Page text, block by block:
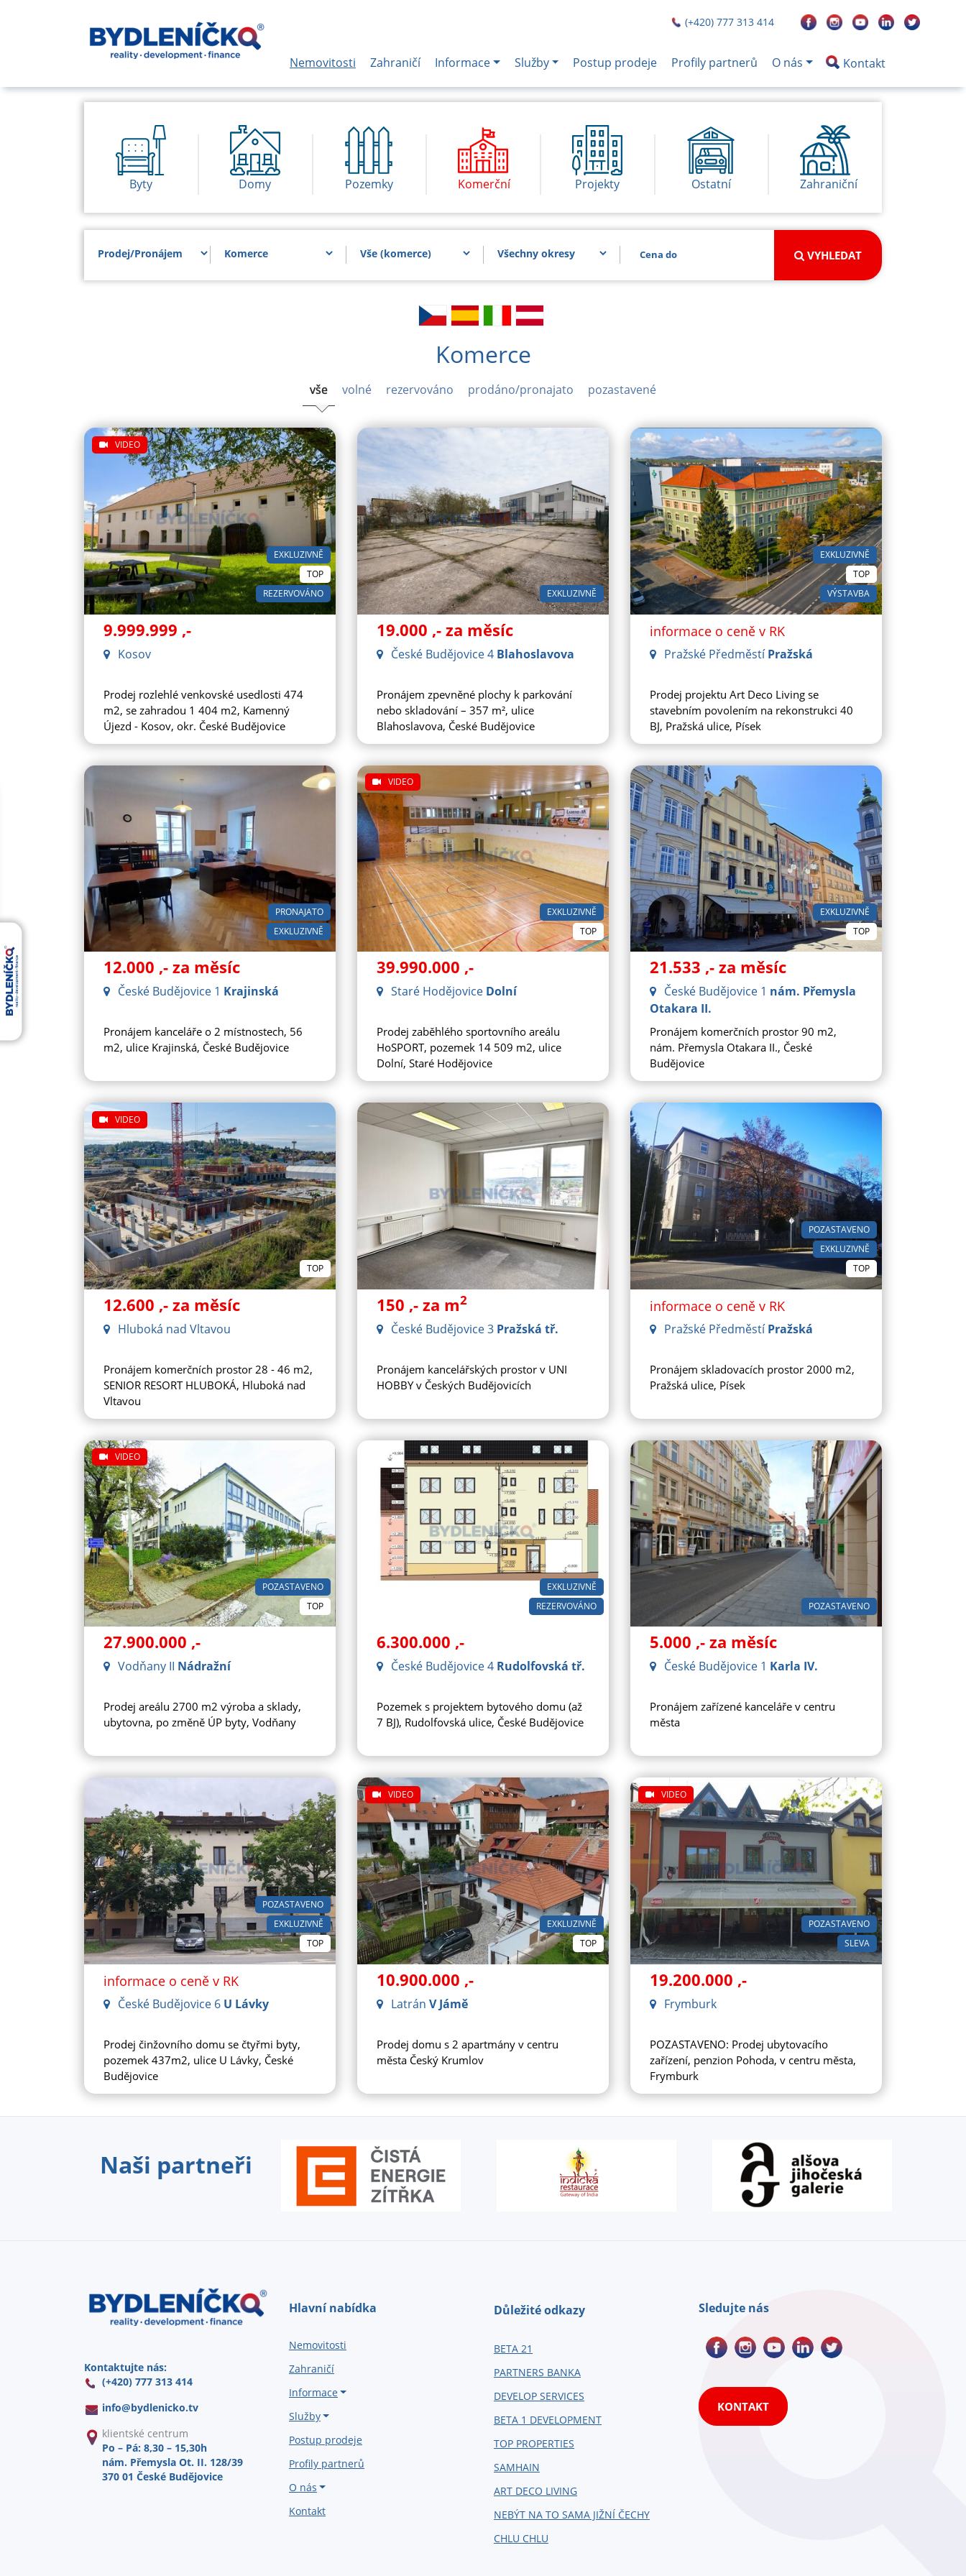
(+420) 777 313 414
Nemovitosti Zahraničí Informace Služby Postup prodeje Profily partnerů O nás Kontakt
Byty Domy Pozemky Komerční Projekty Ostatní Zahraniční
VYHLEDAT
Komerce
vše volné rezervováno prodáno/pronajato pozastavené
EXKLUZIVNĚ
VIDEO
REZERVOVÁNO
TOP
9.999.999 ,-
Kosov
Prodej rozlehlé venkovské usedlosti 474
m2, se zahradou 1 404 m2, Kamenný
Újezd - Kosov, okr. České Budějovice
EXKLUZIVNĚ
19.000 ,- za měsíc
České Budějovice 4 Blahoslavova
Pronájem zpevněné plochy k parkování
nebo skladování – 357 m², ulice
Blahoslavova, České Budějovice
EXKLUZIVNĚ
VÝSTAVBA
TOP
informace o ceně v RK
Pražské Předměstí Pražská
Prodej projektu Art Deco Living se
stavebním povolením na rekonstrukci 40
BJ, Pražská ulice, Písek
EXKLUZIVNĚ
PRONAJATO
12.000 ,- za měsíc
České Budějovice 1 Krajinská
Pronájem kanceláře o 2 místnostech, 56
m2, ulice Krajinská, České Budějovice
EXKLUZIVNĚ
VIDEO
TOP
39.990.000 ,-
Staré Hodějovice Dolní
Prodej zaběhlého sportovního areálu
HoSPORT, pozemek 14 509 m2, ulice
Dolní, Staré Hodějovice
EXKLUZIVNĚ
TOP
21.533 ,- za měsíc
České Budějovice 1 nám. Přemysla
Otakara II.
Pronájem komerčních prostor 90 m2,
nám. Přemysla Otakara II., České
Budějovice
VIDEO
TOP
12.600 ,- za měsíc
Hluboká nad Vltavou
Pronájem komerčních prostor 28 - 46 m2,
SENIOR RESORT HLUBOKÁ, Hluboká nad
Vltavou
150 ,- za m2
České Budějovice 3 Pražská tř.
Pronájem kancelářských prostor v UNI
HOBBY v Českých Budějovicích
EXKLUZIVNĚ
TOP
POZASTAVENO
informace o ceně v RK
Pražské Předměstí Pražská
Pronájem skladovacích prostor 2000 m2,
Pražská ulice, Písek
VIDEO
TOP
POZASTAVENO
27.900.000 ,-
Vodňany II Nádražní
Prodej areálu 2700 m2 výroba a sklady,
ubytovna, po změně ÚP byty, Vodňany
EXKLUZIVNĚ
REZERVOVÁNO
6.300.000 ,-
České Budějovice 4 Rudolfovská tř.
Pozemek s projektem bytového domu (až
7 BJ), Rudolfovská ulice, České Budějovice
POZASTAVENO
5.000 ,- za měsíc
České Budějovice 1 Karla IV.
Pronájem zařízené kanceláře v centru
města
EXKLUZIVNĚ
TOP
POZASTAVENO
informace o ceně v RK
České Budějovice 6 U Lávky
Prodej činžovního domu se čtyřmi byty,
pozemek 437m2, ulice U Lávky, České
Budějovice
EXKLUZIVNĚ
VIDEO
TOP
10.900.000 ,-
Latrán V Jámě
Prodej domu s 2 apartmány v centru
města Český Krumlov
VIDEO
SLEVA
POZASTAVENO
19.200.000 ,-
Frymburk
POZASTAVENO: Prodej ubytovacího
zařízení, penzion Pohoda, v centru města,
Frymburk
Naši partneři
Kontaktujte nás:
(+420) 777 313 414
info@bydlenicko.tv
klientské centrum
Po – Pá: 8,30 – 15,30h
nám. Přemysla Ot. II. 128/39
370 01 České Budějovice
Hlavní nabídka
Nemovitosti
Zahraničí
Informace
Služby
Postup prodeje
Profily partnerů
O nás
Kontakt
Důležité odkazy
BETA 21
PARTNERS BANKA
DEVELOP SERVICES
BETA 1 DEVELOPMENT
TOP PROPERTIES
SAMHAIN
ART DECO LIVING
NEBÝT NA TO SAMA JIŽNÍ ČECHY
CHLU CHLU
Sledujte nás
KONTAKT